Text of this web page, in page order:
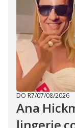
DO R7/07/08/2026
Ana